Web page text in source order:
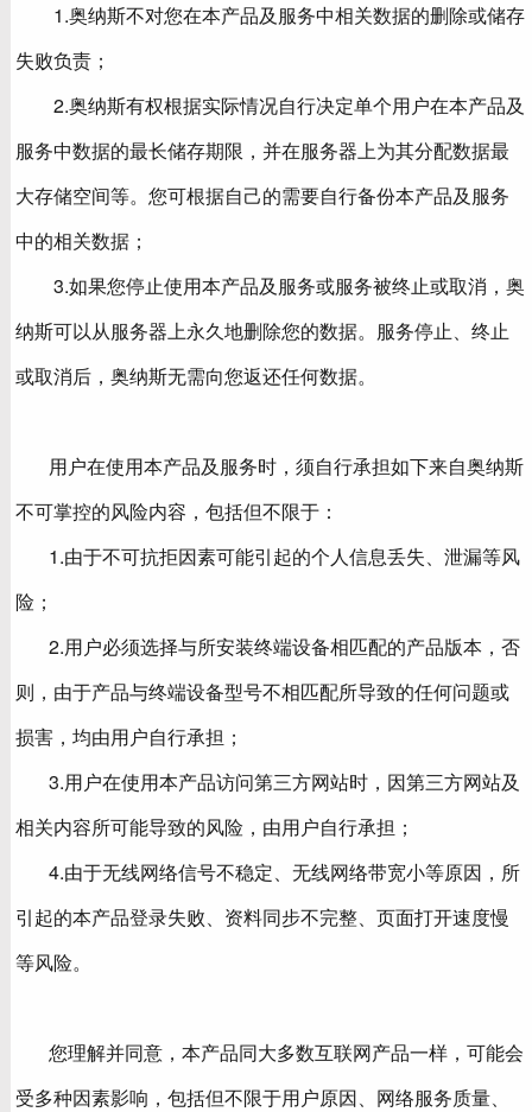
1.奥纳斯不对您在本产品及服务中相关数据的删除或储存
失败负责；
2.奥纳斯有权根据实际情况自行决定单个用户在本产品及
服务中数据的最长储存期限，并在服务器上为其分配数据最
大存储空间等。您可根据自己的需要自行备份本产品及服务
中的相关数据；
3.如果您停止使用本产品及服务或服务被终止或取消，奥
纳斯可以从服务器上永久地删除您的数据。服务停止、终止
或取消后，奥纳斯无需向您返还任何数据。
用户在使用本产品及服务时，须自行承担如下来自奥纳斯
不可掌控的风险内容，包括但不限于：
1.由于不可抗拒因素可能引起的个人信息丢失、泄漏等风
险；
2.用户必须选择与所安装终端设备相匹配的产品版本，否
则，由于产品与终端设备型号不相匹配所导致的任何问题或
损害，均由用户自行承担；
3.用户在使用本产品访问第三方网站时，因第三方网站及
相关内容所可能导致的风险，由用户自行承担；
4.由于无线网络信号不稳定、无线网络带宽小等原因，所
引起的本产品登录失败、资料同步不完整、页面打开速度慢
等风险。
您理解并同意，本产品同大多数互联网产品一样，可能会
受多种因素影响，包括但不限于用户原因、网络服务质量、